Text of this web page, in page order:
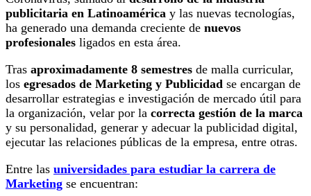
publicitaria en Latinoamérica y las nuevas tecnologías,
ha generado una demanda creciente de nuevos
profesionales ligados en esta área.
Tras aproximadamente 8 semestres de malla curricular,
los egresados de Marketing y Publicidad se encargan de
desarrollar estrategias e investigación de mercado útil para
la organización, velar por la correcta gestión de la marca
y su personalidad, generar y adecuar la publicidad digital,
ejecutar las relaciones públicas de la empresa, entre otras.
Entre las universidades para estudiar la carrera de
Marketing se encuentran: